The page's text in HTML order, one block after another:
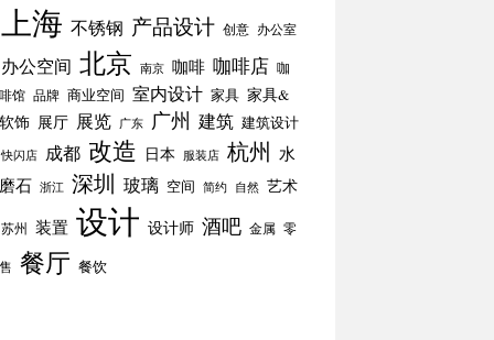
上海 不锈钢 产品设计 创意 办公室
办公空间 北京 南京 咖啡 咖啡店 咖
馆 品牌 商业空间 室内设计 家具 家具&
饰 展厅 展览 广东 广州 建筑 建筑设计
快闪店 成都 改造 日本 服装店 杭州 水
石 浙江 深圳 玻璃 空间 简约 自然 艺术
苏州 装置 设计 设计师 酒吧 金属 零
餐厅 餐饮